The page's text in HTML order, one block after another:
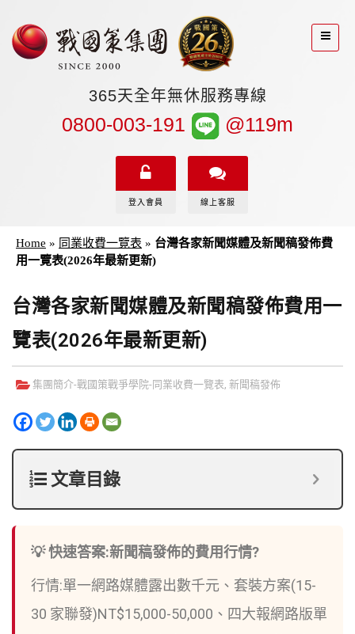
365天全年無休服務專線
0800-003-191 @119m
登入會員 線上客服
Home » 同業收費一覽表 » 台灣各家新聞媒體及新聞稿發佈費
用一覽表(2026年最新更新)
台灣各家新聞媒體及新聞稿發佈費用一
覽表(2026年最新更新)
集團簡介-戰國策戰爭學院-同業收費一覽表, 新聞稿發佈
文章目錄
💡 快速答案:新聞稿發佈的費用行情?
行情:單一網路媒體露出數千元、套裝方案(15-
30 家聯發)NT$15,000-50,000、四大報網路版單